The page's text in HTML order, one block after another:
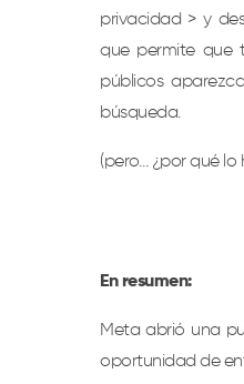
privacidad > y
que permite que
públicos
búsqueda.
(pero… ¿por qué lo
En resumen:
Meta abrió una
oportunidad de